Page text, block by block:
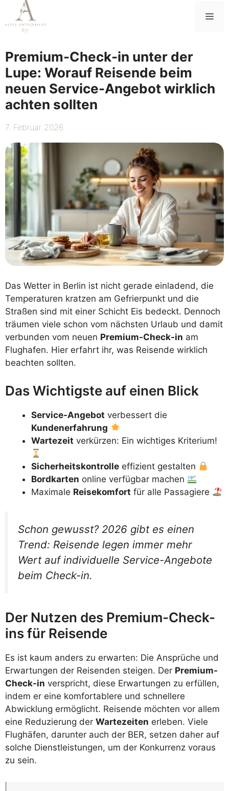
Inhalt
springen
Premium-Check-in unter der
Lupe: Worauf Reisende beim
neuen Service-Angebot wirklich
achten sollten
7. Februar 2026
Das Wetter in Berlin ist nicht gerade einladend, die
Temperaturen kratzen am Gefrierpunkt und die
Straßen sind mit einer Schicht Eis bedeckt. Dennoch
träumen viele schon vom nächsten Urlaub und damit
verbunden vom neuen Premium-Check-in am
Flughafen. Hier erfahrt ihr, was Reisende wirklich
beachten sollten.
Das Wichtigste auf einen Blick
Service-Angebot verbessert die
Kundenerfahrung
Wartezeit verkürzen: Ein wichtiges Kriterium!
Sicherheitskontrolle effizient gestalten
Bordkarten online verfügbar machen
Maximale Reisekomfort für alle Passagiere
Schon gewusst? 2026 gibt es einen
Trend: Reisende legen immer mehr
Wert auf individuelle Service-Angebote
beim Check-in.
Der Nutzen des Premium-Check-
ins für Reisende
Es ist kaum anders zu erwarten: Die Ansprüche und
Erwartungen der Reisenden steigen. Der Premium-
Check-in verspricht, diese Erwartungen zu erfüllen,
indem er eine komfortablere und schnellere
Abwicklung ermöglicht. Reisende möchten vor allem
eine Reduzierung der Wartezeiten erleben. Viele
Flughäfen, darunter auch der BER, setzen daher auf
solche Dienstleistungen, um der Konkurrenz voraus
zu sein.